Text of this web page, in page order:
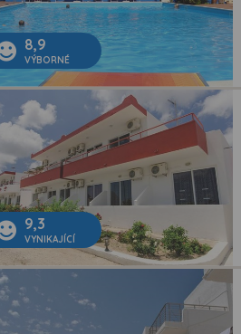
8,9
VÝBORNÉ
9,3
VYNIKAJÍCÍ